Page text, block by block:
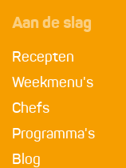
Aan de slag
Recepten
Weekmenu's
Chefs
Programma's
Blog